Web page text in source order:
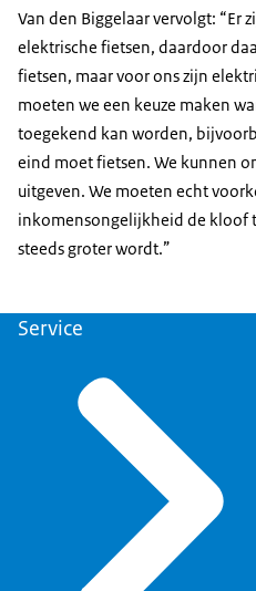
Van den Biggelaar vervolgt: “Er
elektrische fietsen, daardoor
fietsen, maar voor ons zijn
moeten we een keuze maken
toegekend kan worden,
eind moet fietsen. We kunnen
uitgeven. We moeten echt
inkomensongelijkheid de kloof
steeds groter wordt.”
Service